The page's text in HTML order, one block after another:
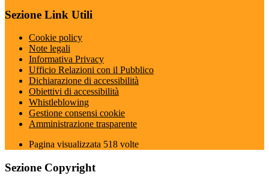
Sezione Link Utili
Cookie policy
Note legali
Informativa Privacy
Ufficio Relazioni con il Pubblico
Dichiarazione di accessibilità
Obiettivi di accessibilità
Whistleblowing
Gestione consensi cookie
Amministrazione trasparente
Pagina visualizzata 518 volte
Sezione Copyright